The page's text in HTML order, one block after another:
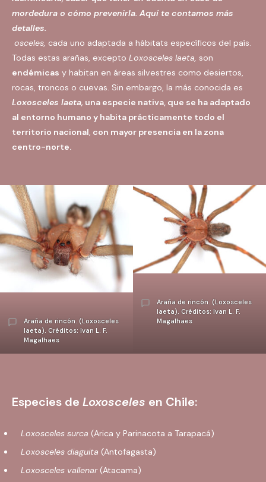
mordedura o cómo prevenirla. Aquí te contamos más
detalles.
osceles, cada uno adaptada a hábitats específicos del país.
Todas estas arañas, excepto Loxosceles laeta, son
endémicas y habitan en áreas silvestres como desiertos,
rocas, troncos o cuevas. Sin embargo, la más conocida es
Loxosceles laeta, una especie nativa, que se ha adaptado
al entorno humano y habita prácticamente todo el
territorio nacional, con mayor presencia en la zona
centro-norte.
Araña de rincón. (Loxosceles
laeta). Créditos: Ivan L. F.
Magalhaes
Araña de rincón. (Loxosceles
laeta). Créditos: Ivan L. F.
Magalhaes
Especies de Loxosceles en Chile:
Loxosceles surca (Arica y Parinacota a Tarapacá)
Loxosceles diaguita (Antofagasta)
Loxosceles vallenar(Atacama)